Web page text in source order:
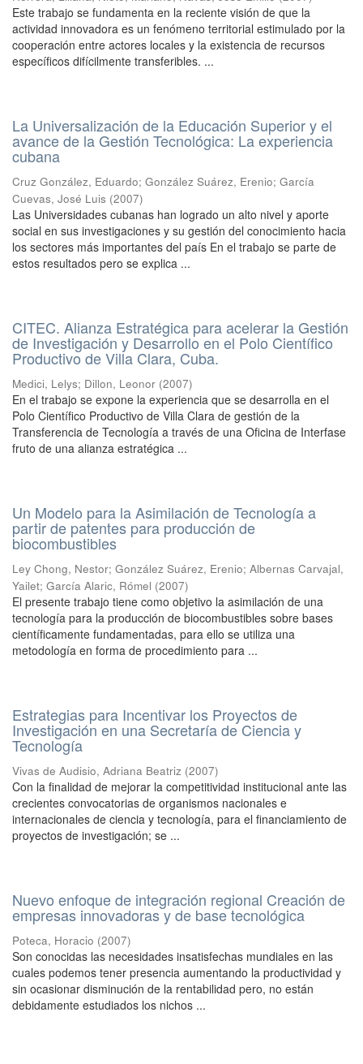
Este trabajo se fundamenta en la reciente visión de que la
actividad innovadora es un fenómeno territorial estimulado por la
cooperación entre actores locales y la existencia de recursos
específicos difícilmente transferibles. ...
La Universalización de la Educación Superior y el
avance de la Gestión Tecnológica: La experiencia
cubana
Cruz González, Eduardo; González Suárez, Erenio; García
Cuevas, José Luis (2007)
Las Universidades cubanas han logrado un alto nivel y aporte
social en sus investigaciones y su gestión del conocimiento hacia
los sectores más importantes del país En el trabajo se parte de
estos resultados pero se explica ...
CITEC. Alianza Estratégica para acelerar la Gestión
de Investigación y Desarrollo en el Polo Científico
Productivo de Villa Clara, Cuba.
Medici, Lelys; Dillon, Leonor (2007)
En el trabajo se expone la experiencia que se desarrolla en el
Polo Científico Productivo de Villa Clara de gestión de la
Transferencia de Tecnología a través de una Oficina de Interfase
fruto de una alianza estratégica ...
Un Modelo para la Asimilación de Tecnología a
partir de patentes para producción de
biocombustibles
Ley Chong, Nestor; González Suárez, Erenio; Albernas Carvajal,
Yailet; García Alaric, Rómel (2007)
El presente trabajo tiene como objetivo la asimilación de una
tecnología para la producción de biocombustibles sobre bases
científicamente fundamentadas, para ello se utiliza una
metodología en forma de procedimiento para ...
Estrategias para Incentivar los Proyectos de
Investigación en una Secretaría de Ciencia y
Tecnología
Vivas de Audisio, Adriana Beatriz (2007)
Con la finalidad de mejorar la competitividad institucional ante las
crecientes convocatorias de organismos nacionales e
internacionales de ciencia y tecnología, para el financiamiento de
proyectos de investigación; se ...
Nuevo enfoque de integración regional Creación de
empresas innovadoras y de base tecnológica
Poteca, Horacio (2007)
Son conocidas las necesidades insatisfechas mundiales en las
cuales podemos tener presencia aumentando la productividad y
sin ocasionar disminución de la rentabilidad pero, no están
debidamente estudiados los nichos ...